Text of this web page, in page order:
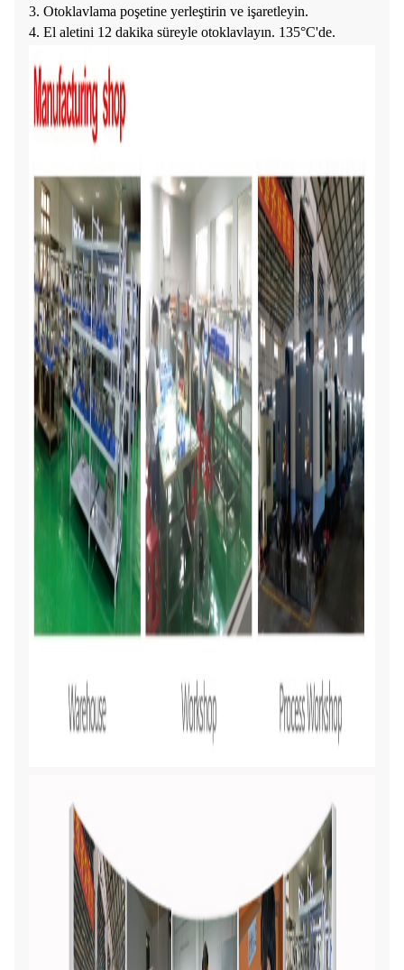
3. Otoklavlama poşetine yerleştirin ve işaretleyin.
4. El aletini 12 dakika süreyle otoklavlayın. 135°C'de.